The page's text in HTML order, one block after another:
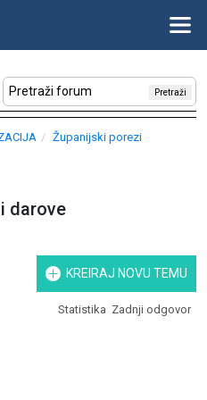
Pretraži
Županijski porezi
darove
KREIRAJ NOVU TEMU
Statistika Zadnji odgovor